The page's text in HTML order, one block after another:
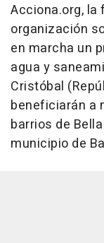
Acciona.org, la
organización
en marcha un
agua y
Cristóbal
beneficiarán a
barrios de
municipio de